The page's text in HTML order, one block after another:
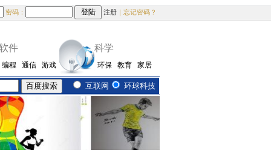
密码： 注册 ｜忘记密码？
件
编程 通信 游戏
科学
环保 教育 家居
互联网 环球科技